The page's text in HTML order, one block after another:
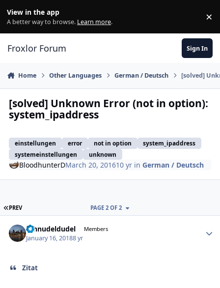
View in the app
A better way to browse. Learn more. ×
Froxlor Forum Sign In
Home Other Languages German / Deutsch [solved]
[solved] Unknown Error (not in option):
system_ipaddress
einstellungen error not in option
system_ipaddress
systemeinstellungen
unknown
BloodhunterDMarch 20, 201610 yr inGerman / Deutsch
FIRST PAGE
PREV PAGE 2 OF 2
schnudeldudel Members
January 16, 20188 yr
Zitat